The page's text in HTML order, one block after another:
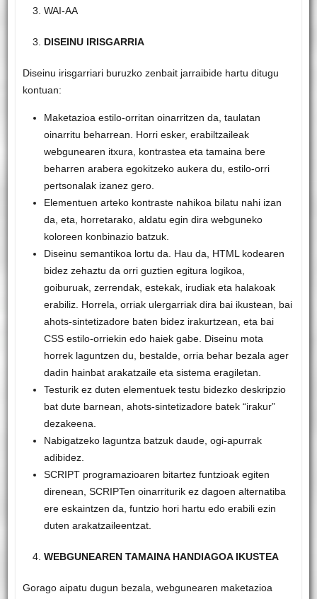
WAI-AA
DISEINU IRISGARRIA
Diseinu irisgarriari buruzko zenbait jarraibide hartu ditugu
kontuan:
Maketazioa estilo-orritan oinarritzen da, taulatan
oinarritu beharrean. Horri esker, erabiltzaileak
webgunearen itxura, kontrastea eta tamaina bere
beharren arabera egokitzeko aukera du, estilo-orri
pertsonalak izanez gero.
Elementuen arteko kontraste nahikoa bilatu nahi izan
da, eta, horretarako, aldatu egin dira webguneko
koloreen konbinazio batzuk.
Diseinu semantikoa lortu da. Hau da, HTML kodearen
bidez zehaztu da orri guztien egitura logikoa,
goiburuak, zerrendak, estekak, irudiak eta halakoak
erabiliz. Horrela, orriak ulergarriak dira bai ikustean, bai
ahots-sintetizadore baten bidez irakurtzean, eta bai
CSS estilo-orriekin edo haiek gabe. Diseinu mota
horrek laguntzen du, bestalde, orria behar bezala ager
dadin hainbat arakatzaile eta sistema eragiletan.
Testurik ez duten elementuek testu bidezko deskripzio
bat dute barnean, ahots-sintetizadore batek “irakur”
dezakeena.
Nabigatzeko laguntza batzuk daude, ogi-apurrak
adibidez.
SCRIPT programazioaren bitartez funtzioak egiten
direnean, SCRIPTen oinarriturik ez dagoen alternatiba
ere eskaintzen da, funtzio hori hartu edo erabili ezin
duten arakatzaileentzat.
WEBGUNEAREN TAMAINA HANDIAGOA IKUSTEA
Gorago aipatu dugun bezala, webgunearen maketazioa